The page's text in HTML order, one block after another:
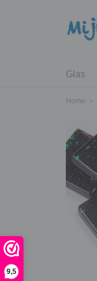
9,5
Glas
Home ›